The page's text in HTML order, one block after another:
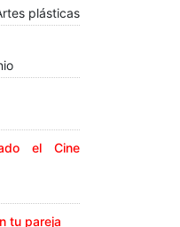
plásticas
el Cine
tu pareja